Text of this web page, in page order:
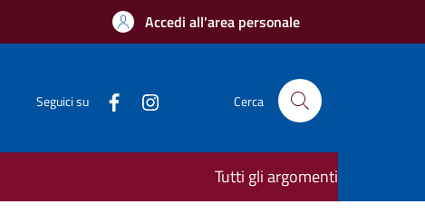
Accedi all'area personale
Seguici su Cerca
Tutti gli argomenti